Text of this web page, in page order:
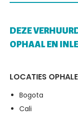
DEZE
OPHAAL EN
LOCATIES
Bogota
Cali